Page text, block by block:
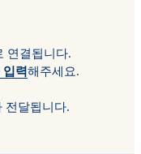
연결됩니다.
력해주세요.
전달됩니다.